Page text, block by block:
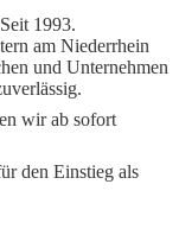
1993.
am Niederrhein
und Unternehmen
wir ab sofort
den Einstieg als